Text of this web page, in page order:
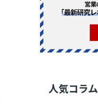
人気コラム